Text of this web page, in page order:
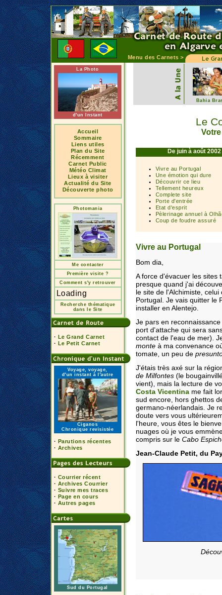
Menu des Carnets >
La Photo
d'un Instant
Accueil
Sommaire
Liens utiles
Plan du Site
Récemment
Carnet Public
Météo Climat
Lieux à visiter
Actualité du Site
Découverte photo
Photomania
Me contacter
Première visite ?
Comment s'y retrouver
Loading
Recherche thématique
dans le Site
· Le Grand Carnet
· Le Petit Carnet
Voyage, voyage,
d'un instant à l'autre
Ciganos
Chronique revisistée
· Parutions récentes
· Archives
· Courrier récent
· Archives Courrier
· Suivre mes traces
· Page en cours
· Autres pages
Sud du Portugal
Bahia
Le
De juin à août 2002
Vivre au Portugal
Une émotion qui dure
Découvrir ce lieu
Tellement heureux
Complete site
Porte d'entrée
Etat d'esprit
Pèlerinage annuel à
Coup de foudre assuré
Vivre au Portugal
Bom dia,
A force d'évacuer les sites
presque quand j'ai
le site de l'Alchimiste,
Portugal. Je vais quitter le
installer en Alentejo.
Je pars en
port d'attache qui sera
contact de l'eau de mer).
monteà ma convenance
tomate, un peu de
J'étais très axé sur la
de Milfontes (le
vient), mais la lecture de
Costa Vicentiname fait
sud encore, hors ghettos
germano-néerlandais. Je
doute vers vous
l'heure, vous êtes le
nuages où je vous
compris sur le Cabo
Jean-Claude Petit, du